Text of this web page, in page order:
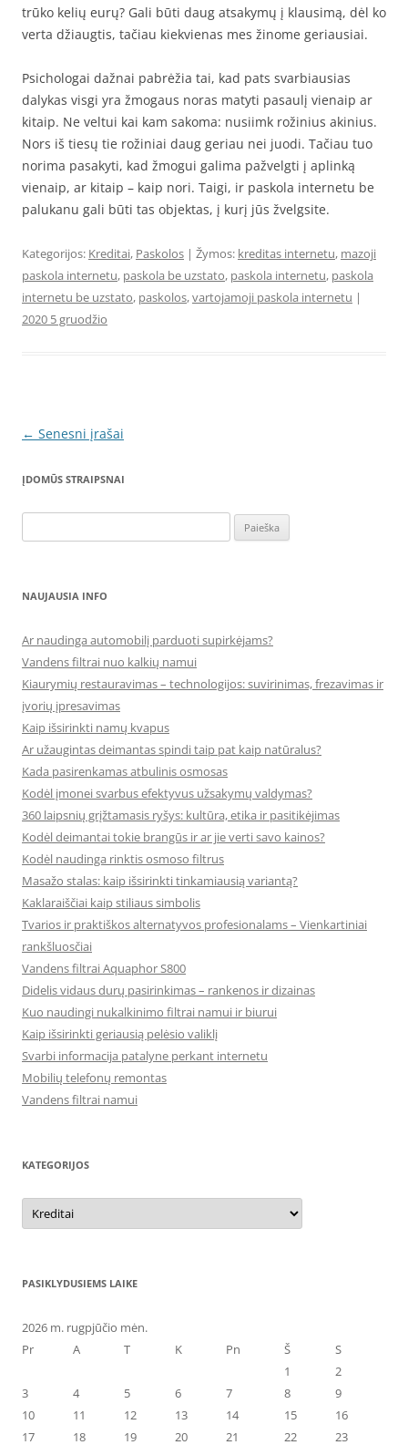
trūko kelių eurų? Gali būti daug atsakymų į klausimą, dėl ko
verta džiaugtis, tačiau kiekvienas mes žinome geriausiai.
Psichologai dažnai pabrėžia tai, kad pats svarbiausias
dalykas visgi yra žmogaus noras matyti pasaulį vienaip ar
kitaip. Ne veltui kai kam sakoma: nusiimk rožinius akinius.
Nors iš tiesų tie rožiniai daug geriau nei juodi. Tačiau tuo
norima pasakyti, kad žmogui galima pažvelgti į aplinką
vienaip, ar kitaip – kaip nori. Taigi, ir paskola internetu be
palukanu gali būti tas objektas, į kurį jūs žvelgsite.
Kategorijos: Kreditai, Paskolos | Žymos: kreditas internetu, mazoji
paskola internetu, paskola be uzstato, paskola internetu, paskola
internetu be uzstato, paskolos,vartojamoji paskola internetu |
2020 5 gruodžio
Įrašo
← Senesni įrašai
ĮDOMŪS STRAIPSNAI
NAUJAUSIA INFO
Ar naudinga automobilį parduoti supirkėjams?
Vandens filtrai nuo kalkių namui
Kiaurymių restauravimas – technologijos: suvirinimas, frezavimas ir
įvorių įpresavimas
Kaip išsirinkti namų kvapus
Ar užaugintas deimantas spindi taip pat kaip natūralus?
Kada pasirenkamas atbulinis osmosas
Kodėl įmonei svarbus efektyvus užsakymų valdymas?
360 laipsnių grįžtamasis ryšys: kultūra, etika ir pasitikėjimas
Kodėl deimantai tokie brangūs ir ar jie verti savo kainos?
Kodėl naudinga rinktis osmoso filtrus
Masažo stalas: kaip išsirinkti tinkamiausią variantą?
Kaklaraiščiai kaip stiliaus simbolis
Tvarios ir praktiškos alternatyvos profesionalams – Vienkartiniai
rankšluosčiai
Vandens filtrai Aquaphor S800
Didelis vidaus durų pasirinkimas – rankenos ir dizainas
Kuo naudingi nukalkinimo filtrai namui ir biurui
Kaip išsirinkti geriausią pelėsio valiklį
Svarbi informacija patalyne perkant internetu
Mobilių telefonų remontas
Vandens filtrai namui
KATEGORIJOS
Kategorijos
PASIKLYDUSIEMS LAIKE
2026 m. rugpjūčio mėn.
Pr
A T K Pn Š
S
1
2
3
4 5 6 7 8
9
10
11 12 13 14 15
16
17
18 19 20 21 22 23